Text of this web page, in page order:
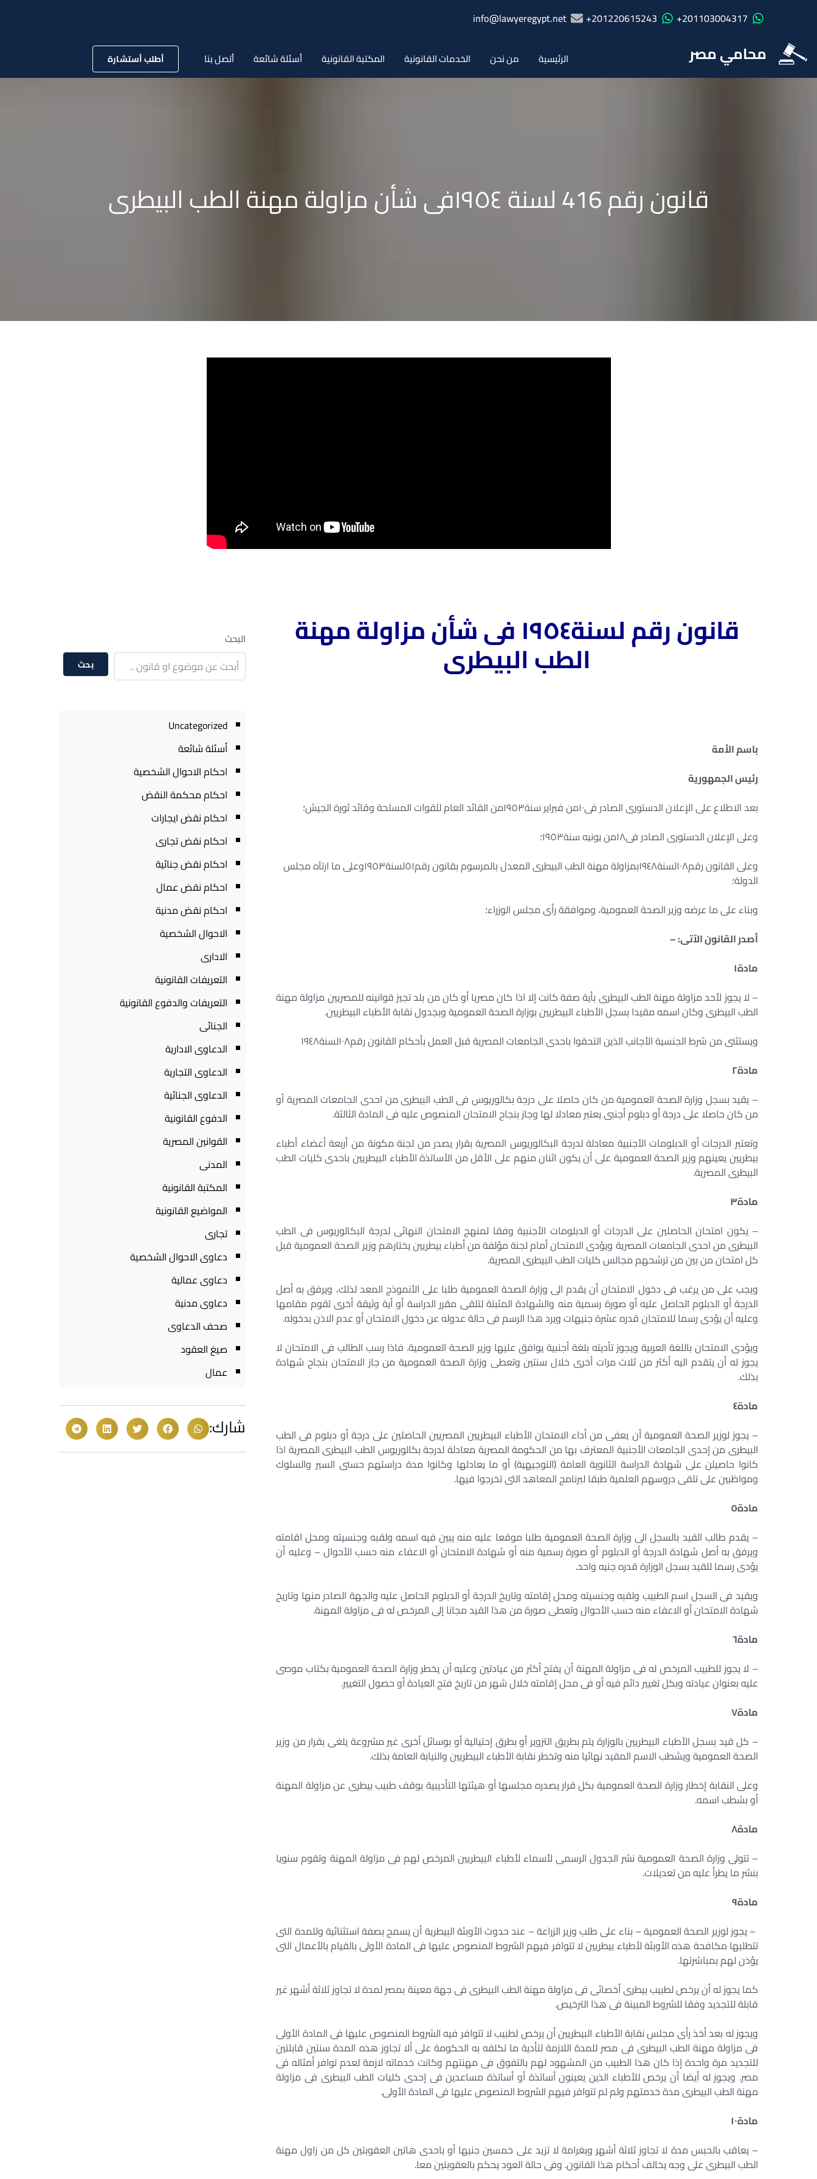
201103004317+
201220615243+
info@lawyeregypt.net
محامي مصر الرئيسية من نحن الخدمات القانونية المكتبة القانونية أسئلة شائعة أتصل بنا أطلب أستشارة
قانون رقم 416 لسنة ١٩٥٤فى شأن مزاولة مهنة الطب البيطرى
قانون رقم لسنة١٩٥٤ فى شأن مزاولة مهنة
الطب البيطرى
باسم الأمة
رئيس الجمهورية
بعد الاطلاع على الإعلان الدستورى الصادر فى١٠من فبراير سنة١٩٥٣من القائد العام للقوات المسلحة وقائد ثورة الجيش؛
وعلى الإعلان الدستورى الصادر فى١٨من يونيه سنة١٩٥٣؛
وعلى القانون رقم١٠٨لسنة١٩٤٨بمزاولة مهنة الطب البيطرى المعدل بالمرسوم بقانون رقم٥١لسنة١٩٥٣وعلى ما ارتآه مجلس
الدولة؛
وبناء على ما عرضه وزير الصحة العمومية، وموافقة رأى مجلس الوزراء؛
أصدر القانون الآتى: –
مادة١
– لا يجوز لأحد مزاولة مهنة الطب البيطرى بأية صفة كانت إلا اذا كان مصريا أو كان من بلد تجيز قوانينه للمصريين مزاولة مهنة
الطب البيطرى وكان اسمه مقيدا بسجل الأطباء البيطريين بوزارة الصحة العمومية وبجدول نقابة الأطباء البيطريين.
ويستثنى من شرط الجنسية الأجانب الذين التحقوا باحدى الجامعات المصرية قبل العمل بأحكام القانون رقم١٠٨لسنة١٩٤٨
مادة٢
– يقيد بسجل وزارة الصحة العمومية من كان حاصلا على درجة بكالوريوس فى الطب البيطرى من احدى الجامعات المصرية أو
من كان حاصلا على درجة أو دبلوم أجنبى يعتبر معادلا لها وجاز بنجاح الامتحان المنصوص عليه فى المادة الثالثة.
وتعتبر الدرجات أو الدبلومات الأجنبية معادلة لدرجة البكالوريوس المصرية بقرار يصدر من لجنة مكونة من أربعة أعضاء أطباء
بيطريين يعينهم وزير الصحة العمومية على أن يكون اثنان منهم على الأقل من الأساتذة الأطباء البيطريين باحدى كليات الطب
البيطرى المصرية.
مادة٣
– يكون امتحان الحاصلين على الدرجات أو الدبلومات الأجنبية وفقا لمنهج الامتحان النهائى لدرجة البكالوريوس فى الطب
البيطرى من احدى الجامعات المصرية ويؤدى الامتحان أمام لجنة مؤلفة من أطباء بيطريين يختارهم وزير الصحة العمومية قبل
كل امتحان من بين من ترشحهم مجالس كليات الطب البيطرى المصرية.
ويجب على من يرغب فى دخول الامتحان أن يقدم الى وزارة الصحة العمومية طلبا على الأنموذج المعد لذلك، ويرفق به أصل
الدرجة أو الدبلوم الحاصل عليه أو صورة رسمية منه والشهادة المثبتة لتلقى مقرر الدراسة أو أية وثيقة أخرى تقوم مقامها
وعليه أن يؤدى رسما للامتحان قدره عشرة جنيهات ويرد هذا الرسم فى حالة عدوله عن دخول الامتحان أو عدم الاذن بدخوله.
ويؤدى الامتحان باللغة العربية ويجوز تأديته بلغة أجنبية يوافق عليها وزير الصحة العمومية. فاذا رسب الطالب فى الامتحان لا
يجوز له أن يتقدم اليه أكثر من ثلاث مرات أخرى خلال سنتين وتعطى وزارة الصحة العمومية من جاز الامتحان بنجاح شهادة
بذلك.
مادة٤
– يجوز لوزير الصحة العمومية أن يعفى من أداء الامتحان الأطباء البيطريين المصريين الحاصلين على درجة أو دبلوم فى الطب
البيطرى من إحدى الجامعات الأجنبية المعترف بها من الحكومة المصرية معادلة لدرجة بكالوريوس الطب البيطرى المصرية اذا
كانوا حاصيلن على شهادة الدراسة الثانوية العامة (التوجيهية) أو ما يعادلها وكانوا مدة دراستهم حسنى السير والسلوك
ومواظبين على تلقى دروسهم العلمية طبقا لبرنامج المعاهد التى تخرجوا فيها.
مادة٥
– يقدم طالب القيد بالسجل الى وزارة الصحة العمومية طلبا موقعا عليه منه يبين فيه اسمه ولقبه وجنسيته ومحل اقامته
ويرفق به أصل شهادة الدرجة أو الدبلوم أو صورة رسمية منه أو شهادة الامتحان أو الاعفاء منه حسب الأحوال – وعليه أن
يؤدى رسما للقيد بسجل الوزارة قدره جنيه واحد.
ويقيد فى السجل اسم الطبيب ولقبه وجنسيته ومحل إقامته وتاريخ الدرجة أو الدبلوم الحاصل عليه والجهة الصادر منها وتاريخ
شهادة الامتحان أو الاعفاء منه حسب الأحوال وتعطى صورة من هذا القيد مجانا إلى المرخص له فى مزاولة المهنة.
مادة٦
– لا يجوز للطبيب المرخص له فى مزاولة المهنة أن يفتح أكثر من عيادتين وعليه أن يخطر وزارة الصحة العمومية بكتاب موصى
عليه بعنوان عيادته وبكل تغيير دائم فيه أو فى محل إقامته خلال شهر من تاريخ فتح العيادة أو حصول التغيير.
مادة٧
– كل قيد بسجل الأطباء البيطريين بالوزارة يتم بطريق التزوير أو بطرق إحتيالية أو بوسائل أخرى غير مشروعة يلغى بقرار من وزير
الصحة العمومية ويشطب الاسم المقيد نهائيا منه وتخطر نقابة الأطباء البيطريين والنيابة العامة بذلك.
وعلى النقابة إخطار وزارة الصحة العمومية بكل قرار يصدره مجلسها أو هيئتها التأديبية بوقف طبيب بيطرى عن مزاولة المهنة
أو بشطب اسمه.
مادة٨
– تتولى وزارة الصحة العمومية نشر الجدول الرسمى لأسماء لأطباء البيطريين المرخص لهم فى مزاولة المهنة وتقوم سنويا
بنشر ما يطرأ عليه من تعديلات.
مادة٩
– يجوز لوزير الصحة العمومية – بناء على طلب وزير الزراعة – عند حدوث الأوبئة البيطرية أن يسمح بصفة استثنائية وللمدة التى
تتطلبها مكافحة هذه الأوبئة لأطباء بيطريين لا تتوافر فيهم الشروط المنصوص عليها فى المادة الأولى بالقيام بالأعمال التى
يؤذن لهم بمباشرتها.
كما يجوز له أن يرخص لطبيب بيطرى أخصائى فى مزاولة مهنة الطب البيطرى فى جهة معينة بمصر لمدة لا تجاوز ثلاثة أشهر غير
قابلة للتجديد وفقا للشروط المبينة فى هذا الترخيص.
ويجوز له بعد أخذ رأى مجلس نقابة الأطباء البيطريين أن يرخص لطبيب لا تتوافر فيه الشروط المنصوص عليها فى المادة الأولى
فى مزاولة مهنة الطب البيطرى فى مصر للمدة اللازمة لتأدية ما تكلفه به الحكومة على ألا تجاوز هذه المدة سنتين قابلتين
للتجديد مرة واحدة إذا كان هذا الطبيب من المشهود لهم بالتفوق فى مهنتهم وكانت خدماته لازمة لعدم توافر أمثاله فى
مصر. ويجوز له أيضا أن يرخص للأطباء الذين يعينون أساتذة أو أساتذة مساعدين فى إحدى كليات الطب البيطرى فى مزاولة
مهنة الطب البيطرى مدة خدمتهم ولم لم تتوافر فيهم الشروط المنصوص عليها فى المادة الأولى.
مادة١٠
– يعاقب بالحبس مدة لا تجاوز ثلاثة أشهر وبغرامة لا تزيد على خمسين جنيها أو باحدى هاتين العقوبتين كل من زاول مهنة
الطب البيطرى على وجه يخالف أحكام هذا القانون. وفى حالة العود يحكم بالعقوبتين معا.
البحث
بحث
Uncategorized
أسئلة شائعة
احكام الاحوال الشخصية
احكام محكمة النقض
احكام نقض ايجارات
احكام نقض تجارى
احكام نقض جنائية
احكام نقض عمال
احكام نقض مدنية
الاحوال الشخصية
الادارى
التعريفات القانونية
التعريفات والدفوع القانونية
الجنائى
الدعاوى الادارية
الدعاوى التجارية
الدعاوى الجنائية
الدفوع القانونية
القوانين المصرية
المدنى
المكتبة القانونية
المواضيع القانونية
تجارى
دعاوى الاحوال الشخصية
دعاوى عمالية
دعاوى مدنية
صحف الدعاوى
صيغ العقود
عمال
شارك: